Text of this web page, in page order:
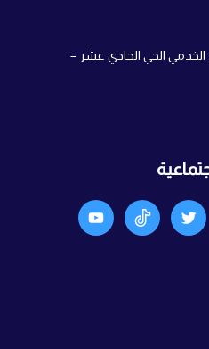
الخدمي الحي الحادي عشر –
TikTok
Youtyube